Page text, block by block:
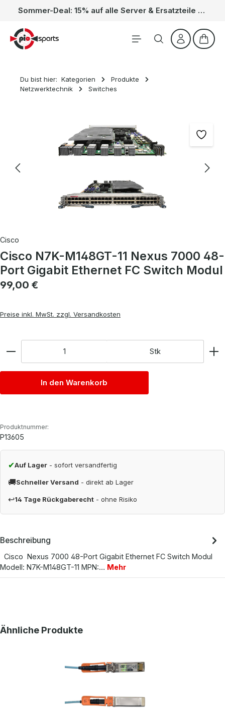
Zum Hauptinhalt springen Sommer-Deal: 15% auf alle Server & Ersatzteile – Kein Code nötig, der Rabatt wird automatisch im Warenkorb abgezogen. Gültig vom 01.06. bis 31.08.
Du bist hier: Kategorien
Produkte
Netzwerktechnik
Switches
Cisco
Cisco N7K-M148GT-11 Nexus 7000 48-
Port Gigabit Ethernet FC Switch Modul
Regulärer Preis:
99,00 €
Preise inkl. MwSt. zzgl. Versandkosten
Stk
In den Warenkorb
Produktnummer:
P13605
✔Auf Lager - sofort versandfertig
🚚Schneller Versand - direkt ab Lager
↩14 Tage Rückgaberecht - ohne Risiko
Beschreibung
Cisco Nexus 7000 48-Port Gigabit Ethernet FC Switch Modul
Modell: N7K-M148GT-11 MPN:… Mehr
Produktgalerie überspringen
Ähnliche Produkte